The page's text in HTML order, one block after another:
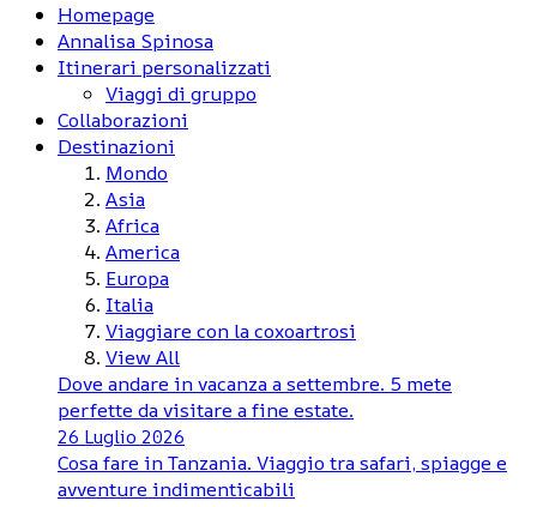
Homepage
Annalisa Spinosa
Itinerari personalizzati
Viaggi di gruppo
Collaborazioni
Destinazioni
Mondo
Asia
Africa
America
Europa
Italia
Viaggiare con la coxoartrosi
View All
Dove andare in vacanza a settembre. 5 mete
perfette da visitare a fine estate.
26 Luglio 2026
Cosa fare in Tanzania. Viaggio tra safari, spiagge e
avventure indimenticabili